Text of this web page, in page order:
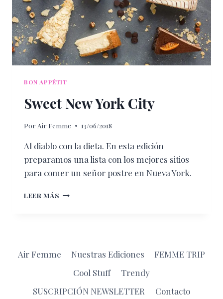
BON APPÉTIT
Sweet New York City
Por Air Femme 13/06/2018
Al diablo con la dieta. En esta edición
preparamos una lista con los mejores sitios
para comer un señor postre en Nueva York.
LEER MÁS SWEET
Air Femme Nuestras Ediciones
FEMME TRIP
Cool Stuff
Trendy
SUSCRIPCIÓN NEWSLETTER
Contacto